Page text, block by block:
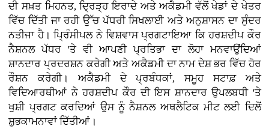
ਦੀ ਸਖ਼ਤ ਮਿਹਨਤ, ਦ੍ਰਿੜ੍ਹ ਇਰਾਦੇ ਅਤੇ ਅਕੈਡਮੀ ਵੱਲੋਂ ਖੇਡਾਂ ਦੇ ਖੇਤਰ
ਵਿੱਚ ਦਿੱਤੀ ਜਾ ਰਹੀ ਉੱਚ ਪੱਧਰੀ ਸਿਖਲਾਈ ਅਤੇ ਅਨੁਸ਼ਾਸਨ ਦਾ ਸੁੰਦਰ
ਨਤੀਜਾ ਹੈ। ਪ੍ਰਿੰਸੀਪਲ ਨੇ ਵਿਸ਼ਵਾਸ ਪ੍ਰਗਟਾਇਆ ਕਿ ਹਰਸ਼ਦੀਪ ਕੌਰ
ਨੈਸ਼ਨਲ ਪੱਧਰ 'ਤੇ ਵੀ ਆਪਣੀ ਪ੍ਰਤਿਭਾ ਦਾ ਲੋਹਾ ਮਨਵਾਉਂਦਿਆਂ
ਸ਼ਾਨਦਾਰ ਪ੍ਰਦਰਸ਼ਨ ਕਰੇਗੀ ਅਤੇ ਅਕੈਡਮੀ ਦਾ ਨਾਮ ਦੇਸ਼ ਭਰ ਵਿੱਚ ਹੋਰ
ਰੌਸ਼ਨ ਕਰੇਗੀ। ਅਕੈਡਮੀ ਦੇ ਪ੍ਰਬੰਧਕਾਂ, ਸਮੂਹ ਸਟਾਫ਼ ਅਤੇ
ਵਿਦਿਆਰਥੀਆਂ ਨੇ ਹਰਸ਼ਦੀਪ ਕੌਰ ਦੀ ਇਸ ਸ਼ਾਨਦਾਰ ਉਪਲਬਧੀ 'ਤੇ
ਖੁਸ਼ੀ ਪ੍ਰਗਟ ਕਰਦਿਆਂ ਉਸ ਨੂੰ ਨੈਸ਼ਨਲ ਅਥਲੈਟਿਕ ਮੀਟ ਲਈ ਦਿਲੋਂ
ਸ਼ੁਭਕਾਮਨਾਵਾਂ ਦਿੱਤੀਆਂ।